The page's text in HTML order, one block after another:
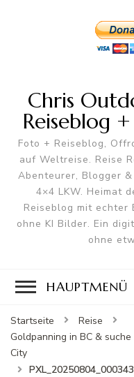
Chris
Reiseblog
Foto + Reiseblog,
auf Weltreise. Reise
Abenteurer, Blogger
4×4 LKW. Heimat
Reiseblog mit echter
ohne KI Bilder. Ein
ohne
HAUPTMENÜ
Startseite
Reise
Goldpanning in BC &
City